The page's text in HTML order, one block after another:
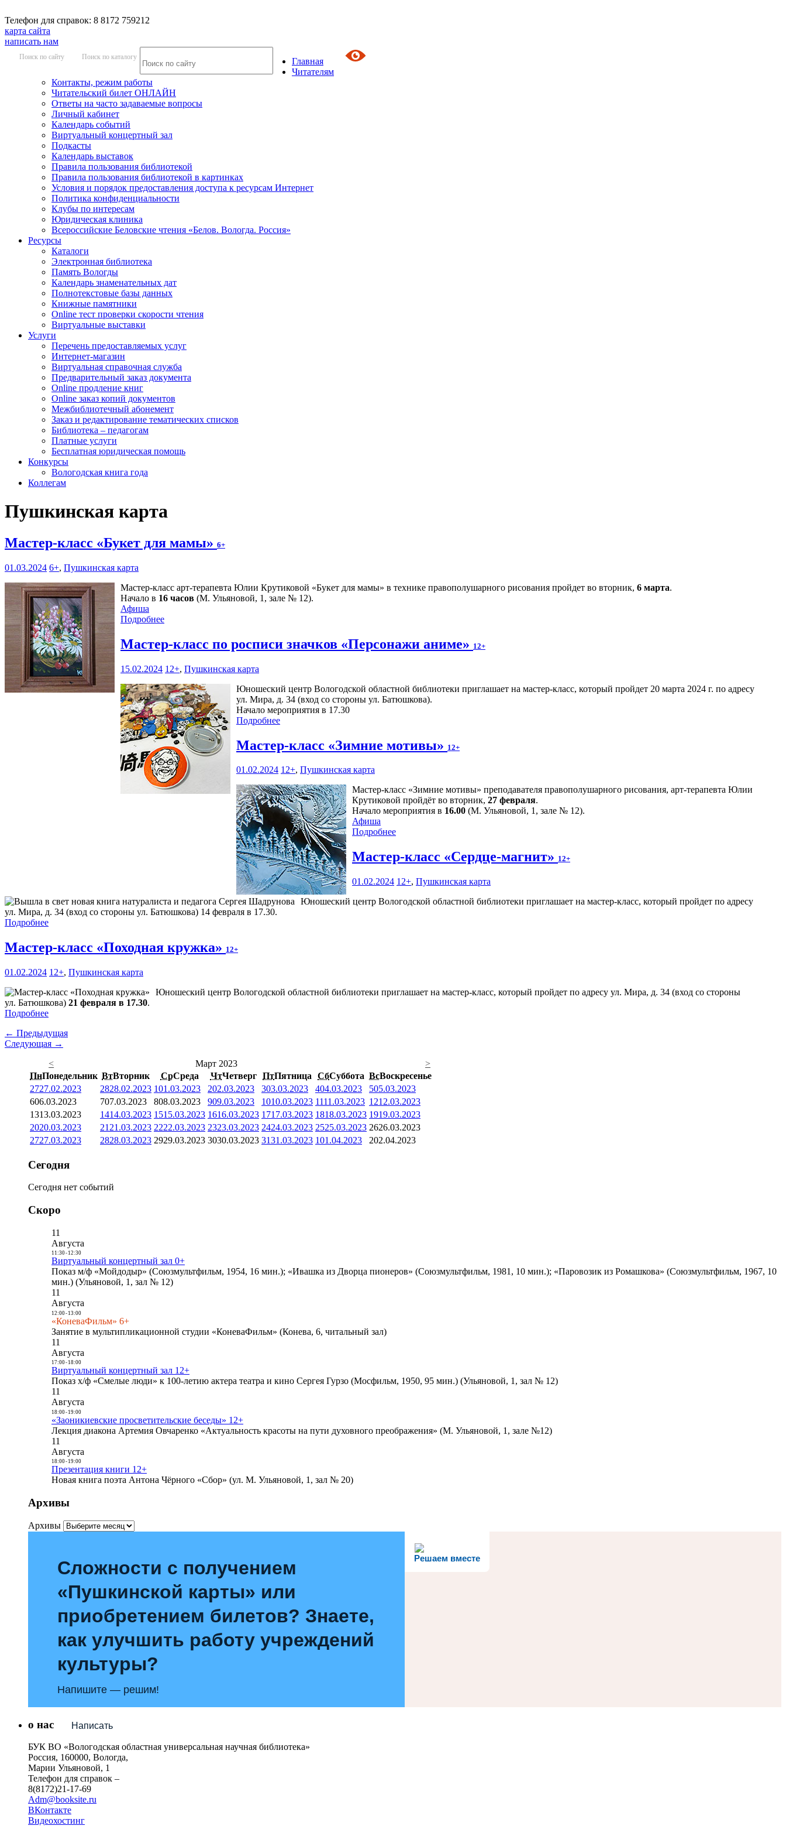
Телефон для справок: 8 8172 759212
карта сайта
написать нам
Поиск по сайту Поиск по каталогу
Главная
Читателям
Контакты, режим работы
Читательский билет ОНЛАЙН
Ответы на часто задаваемые вопросы
Личный кабинет
Календарь событий
Виртуальный концертный зал
Подкасты
Календарь выставок
Правила пользования библиотекой
Правила пользования библиотекой в картинках
Условия и порядок предоставления доступа к ресурсам Интернет
Политика конфиденциальности
Клубы по интересам
Юридическая клиника
Всероссийские Беловские чтения «Белов. Вологда. Россия»
Ресурсы
Каталоги
Электронная библиотека
Память Вологды
Календарь знаменательных дат
Полнотекстовые базы данных
Книжные памятники
Online тест проверки скорости чтения
Виртуальные выставки
Услуги
Перечень предоставляемых услуг
Интернет-магазин
Виртуальная справочная служба
Предварительный заказ документа
Online продление книг
Online заказ копий документов
Межбиблиотечный абонемент
Заказ и редактирование тематических списков
Библиотека – педагогам
Платные услуги
Бесплатная юридическая помощь
Конкурсы
Вологодская книга года
Коллегам
Пушкинская карта
Мастер-класс «Букет для мамы» 6+
01.03.2024 6+, Пушкинская карта
Мастер-класс арт-терапевта Юлии Крутиковой «Букет для мамы» в технике правополушарного рисования пройдет во вторник, 6 марта.
Начало в 16 часов (М. Ульяновой, 1, зале № 12).
Афиша
Подробнее
Мастер-класс по росписи значков «Персонажи аниме» 12+
15.02.2024 12+, Пушкинская карта
Юношеский центр Вологодской областной библиотеки приглашает на мастер-класс, который пройдет 20 марта 2024 г. по адресу
ул. Мира, д. 34 (вход со стороны ул. Батюшкова).
Начало мероприятия в 17.30
Подробнее
Мастер-класс «Зимние мотивы» 12+
01.02.2024 12+, Пушкинская карта
Мастер-класс «Зимние мотивы» преподавателя правополушарного рисования, арт-терапевта Юлии
Крутиковой пройдёт во вторник, 27 февраля.
Начало мероприятия в 16.00 (М. Ульяновой, 1, зале № 12).
Афиша
Подробнее
Мастер-класс «Сердце-магнит» 12+
01.02.2024 12+, Пушкинская карта
Юношеский центр Вологодской областной библиотеки приглашает на мастер-класс, который пройдет по адресу
ул. Мира, д. 34 (вход со стороны ул. Батюшкова) 14 февраля в 17.30.
Подробнее
Мастер-класс «Походная кружка» 12+
01.02.2024 12+, Пушкинская карта
Юношеский центр Вологодской областной библиотеки приглашает на мастер-класс, который пройдет по адресу ул. Мира, д. 34 (вход со стороны
ул. Батюшкова) 21 февраля в 17.30.
Подробнее
← Предыдущая
Следующая →
<
Март 2023
>
ПнПонедельник ВтВторник СрСреда ЧтЧетверг ПтПятница СбСуббота ВсВоскресенье
2727.02.2023 2828.02.2023 101.03.2023 202.03.2023 303.03.2023 404.03.2023 505.03.2023
606.03.2023 707.03.2023 808.03.2023 909.03.2023 1010.03.2023 1111.03.2023 1212.03.2023
1313.03.2023 1414.03.2023 1515.03.2023 1616.03.2023 1717.03.2023 1818.03.2023 1919.03.2023
2020.03.2023 21 21.03.2023 2222.03.2023 2323.03.2023 2424.03.2023 2525.03.2023 2626.03.2023
2727.03.2023 2828.03.2023 2929.03.2023 3030.03.2023 3131.03.2023 101.04.2023 202.04.2023
Сегодня
Сегодня нет событий
Скоро
11
Августа
11:30- 12:30
Виртуальный концертный зал 0+
Показ м/ф «Мойдодыр» (Союзмультфильм, 1954, 16 мин.); «Ивашка из Дворца пионеров» (Союзмультфильм, 1981, 10 мин.); «Паровозик из Ромашкова» (Союзмультфильм, 1967, 10
мин.) (Ульяновой, 1, зал № 12)
11
Августа
12:00- 13:00
«КоневаФильм» 6+
Занятие в мультипликационной студии «КоневаФильм» (Конева, 6, читальный зал)
11
Августа
17:00- 18:00
Виртуальный концертный зал 12+
Показ х/ф «Смелые люди» к 100-летию актера театра и кино Сергея Гурзо (Мосфильм, 1950, 95 мин.) (Ульяновой, 1, зал № 12)
11
Августа
18:00- 19:00
«Заоникиевские просветительские беседы» 12+
Лекция диакона Артемия Овчаренко «Актуальность красоты на пути духовного преображения» (М. Ульяновой, 1, зале №12)
11
Августа
18:00- 19:00
Презентация книги 12+
Новая книга поэта Антона Чёрного «Сбор» (ул. М. Ульяновой, 1, зал № 20)
Архивы
Архивы
Решаем вместе
Сложности с получением
«Пушкинской карты» или
приобретением билетов? Знаете,
как улучшить работу учреждений
культуры?
Напишите — решим!
Написать
о нас
БУК ВО «Вологодская областная универсальная научная библиотека»
Россия, 160000, Вологда,
Марии Ульяновой, 1
Телефон для справок –
8(8172)21-17-69
Adm@booksite.ru
ВКонтакте
Видеохостинг